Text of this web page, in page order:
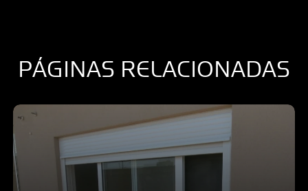
PERSIANA BLACKOUT
PERSIANA DE ALUMÍNIO
PERSIANA ROLÔ
PERSIANAS AUTOMÁTICAS
PÁGINAS RELACIONADAS